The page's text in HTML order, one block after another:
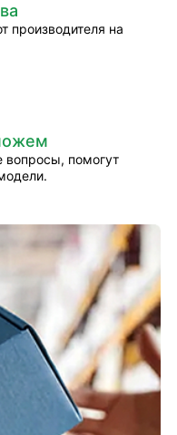
производителя на
вопросы, помогут